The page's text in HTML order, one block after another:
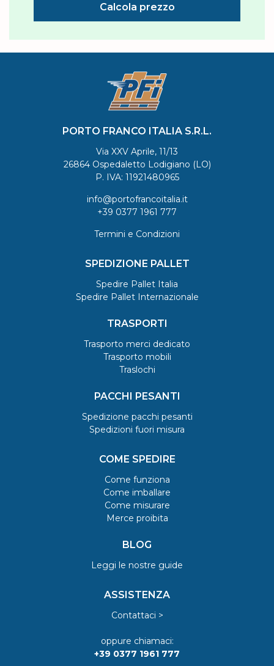
Calcola prezzo
PORTO FRANCO ITALIA S.R.L.
Via XXV Aprile, 11/13
26864 Ospedaletto Lodigiano (LO)
P. IVA: 11921480965
info@portofrancoitalia.it
+39 0377 1961 777
Termini e Condizioni
SPEDIZIONE PALLET
Spedire Pallet Italia
Spedire Pallet Internazionale
TRASPORTI
Trasporto merci dedicato
Trasporto mobili
Traslochi
PACCHI PESANTI
Spedizione pacchi pesanti
Spedizioni fuori misura
COME SPEDIRE
Come funziona
Come imballare
Come misurare
Merce proibita
BLOG
Leggi le nostre guide
ASSISTENZA
Contattaci >
oppure chiamaci:
+39 0377 1961 777